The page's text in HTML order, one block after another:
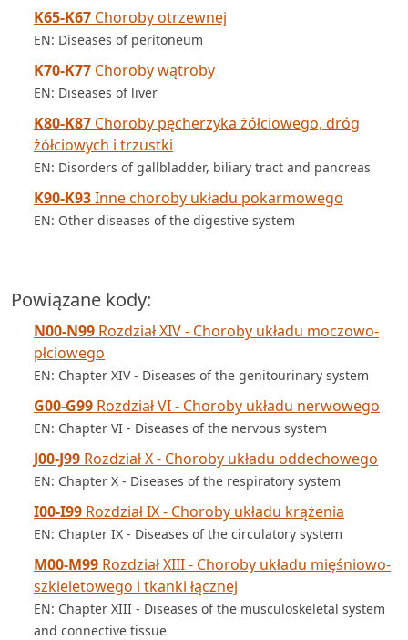
K65-K67 Choroby otrzewnej
EN: Diseases of peritoneum
K70-K77 Choroby wątroby
EN: Diseases of liver
K80-K87 Choroby pęcherzyka żółciowego, dróg
żółciowych i trzustki
EN: Disorders of gallbladder, biliary tract and pancreas
K90-K93Inne choroby układu pokarmowego
EN: Other diseases of the digestive system
Powiązane kody:
N00-N99 Rozdział XIV - Choroby układu moczowo-
płciowego
EN: Chapter XIV - Diseases of the genitourinary system
G00-G99 Rozdział VI - Choroby układu nerwowego
EN: Chapter VI - Diseases of the nervous system
J00-J99 Rozdział X - Choroby układu oddechowego
EN: Chapter X - Diseases of the respiratory system
I00-I99 Rozdział IX - Choroby układu krążenia
EN: Chapter IX - Diseases of the circulatory system
M00-M99 Rozdział XIII - Choroby układu mięśniowo-
szkieletowego i tkanki łącznej
EN: Chapter XIII - Diseases of the musculoskeletal system
and connective tissue